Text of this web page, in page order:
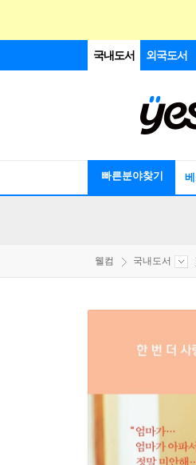
국내도서 외국도서
빠른분야찾기
웰컴 국내도서